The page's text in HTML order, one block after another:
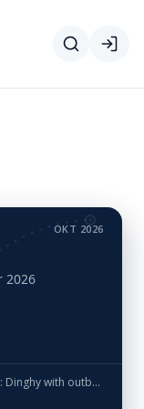
OKT 2026
2026
and flippers (no masks & snorkels)